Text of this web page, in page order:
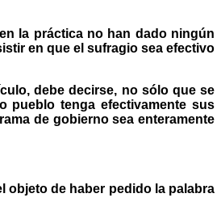
la práctica no han dado ningún
en que el sufragio sea efectivo
debe decirse, no sólo que se
pueblo tenga efectivamente sus
de gobierno sea enteramente
objeto de haber pedido la palabra